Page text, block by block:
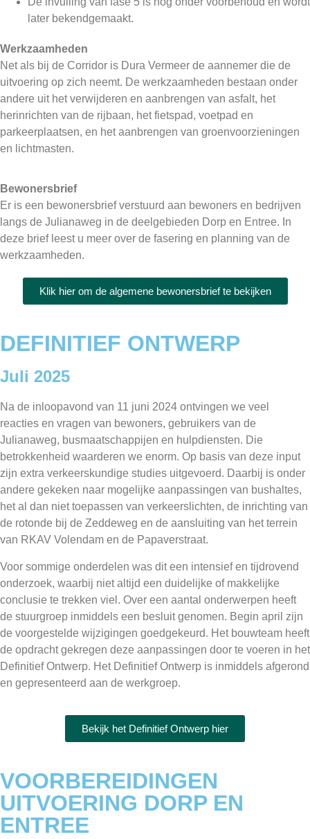
later bekendgemaakt.
Werkzaamheden
Net als bij de Corridor is Dura Vermeer de aannemer die de
uitvoering op zich neemt. De werkzaamheden bestaan onder
andere uit het verwijderen en aanbrengen van asfalt, het
herinrichten van de rijbaan, het fietspad, voetpad en
parkeerplaatsen, en het aanbrengen van groenvoorzieningen
en lichtmasten.
Bewonersbrief
Er is een bewonersbrief verstuurd aan bewoners en bedrijven
langs de Julianaweg in de deelgebieden Dorp en Entree. In
deze brief leest u meer over de fasering en planning van de
werkzaamheden.
Klik hier om de algemene bewonersbrief te bekijken
DEFINITIEF ONTWERP
Juli 2025
Na de inloopavond van 11 juni 2024 ontvingen we veel
reacties en vragen van bewoners, gebruikers van de
Julianaweg, busmaatschappijen en hulpdiensten. Die
betrokkenheid waarderen we enorm. Op basis van deze input
zijn extra verkeerskundige studies uitgevoerd. Daarbij is onder
andere gekeken naar mogelijke aanpassingen van bushaltes,
het al dan niet toepassen van verkeerslichten, de inrichting van
de rotonde bij de Zeddeweg en de aansluiting van het terrein
van RKAV Volendam en de Papaverstraat.
Voor sommige onderdelen was dit een intensief en tijdrovend
onderzoek, waarbij niet altijd een duidelijke of makkelijke
conclusie te trekken viel. Over een aantal onderwerpen heeft
de stuurgroep inmiddels een besluit genomen. Begin april zijn
de voorgestelde wijzigingen goedgekeurd. Het bouwteam heeft
de opdracht gekregen deze aanpassingen door te voeren in het
Definitief Ontwerp. Het Definitief Ontwerp is inmiddels afgerond
en gepresenteerd aan de werkgroep.
Bekijk het Definitief Ontwerp hier
VOORBEREIDINGEN
UITVOERING DORP EN
ENTREE